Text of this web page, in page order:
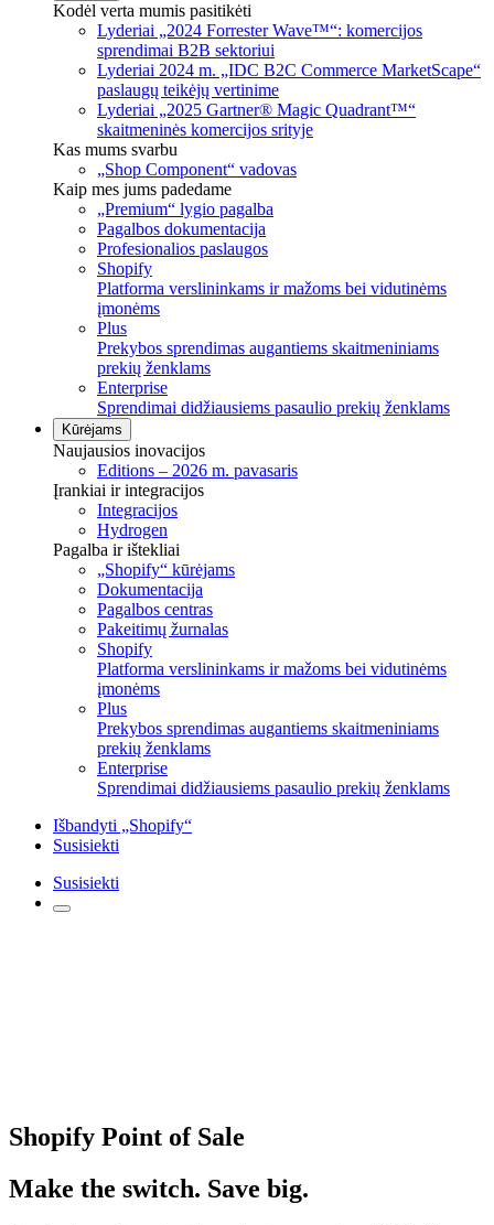
Kodėl verta mumis pasitikėti
Lyderiai „2024 Forrester Wave™“: komercijos
sprendimai B2B sektoriui
Lyderiai 2024 m. „IDC B2C Commerce MarketScape“
paslaugų teikėjų vertinime
Lyderiai „2025 Gartner® Magic Quadrant™“
skaitmeninės komercijos srityje
Kas mums svarbu
„Shop Component“ vadovas
Kaip mes jums padedame
„Premium“ lygio pagalba
Pagalbos dokumentacija
Profesionalios paslaugos
Shopify
Platforma verslininkams ir mažoms bei vidutinėms
įmonėms
Plus
Prekybos sprendimas augantiems skaitmeniniams
prekių ženklams
Enterprise
Sprendimai didžiausiems pasaulio prekių ženklams
Kūrėjams
Naujausios inovacijos
Editions – 2026 m. pavasaris
Įrankiai ir integracijos
Integracijos
Hydrogen
Pagalba ir ištekliai
„Shopify“ kūrėjams
Dokumentacija
Pagalbos centras
Pakeitimų žurnalas
Shopify
Platforma verslininkams ir mažoms bei vidutinėms
įmonėms
Plus
Prekybos sprendimas augantiems skaitmeniniams
prekių ženklams
Enterprise
Sprendimai didžiausiems pasaulio prekių ženklams
Išbandyti „Shopify“
Susisiekti
Susisiekti
Shopify Point of Sale
Make the switch. Save big.